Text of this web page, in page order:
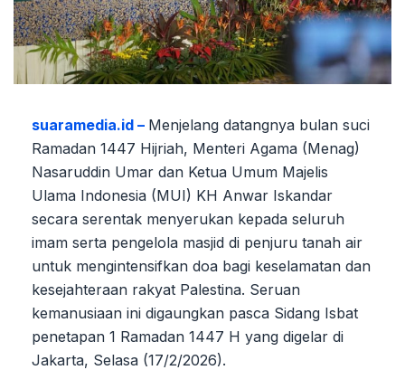
suaramedia.id – Menjelang datangnya bulan suci
Ramadan 1447 Hijriah, Menteri Agama (Menag)
Nasaruddin Umar dan Ketua Umum Majelis
Ulama Indonesia (MUI) KH Anwar Iskandar
secara serentak menyerukan kepada seluruh
imam serta pengelola masjid di penjuru tanah air
untuk mengintensifkan doa bagi keselamatan dan
kesejahteraan rakyat Palestina. Seruan
kemanusiaan ini digaungkan pasca Sidang Isbat
penetapan 1 Ramadan 1447 H yang digelar di
Jakarta, Selasa (17/2/2026).